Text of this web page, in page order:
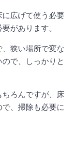
に広げて使う必要
があります。
狭い場所で変な
で、しっかりと
ちろんですが、床
、掃除も必要に